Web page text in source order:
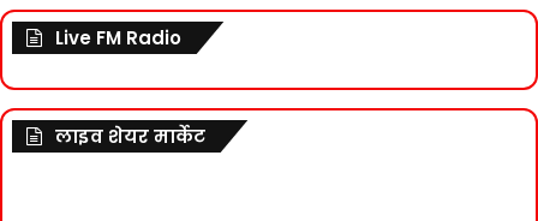
Live FM Radio
लाइव शेयर मार्केट